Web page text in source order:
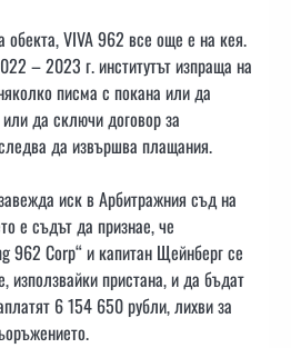
обекта, VIVA 962 все още е на кея.
– 2023 г. институтът изпраща на
писма с покана или да
да сключи договор за
да извършва плащания.
иск в Арбитражния съд на
е съдът да признае, че
962 Corp“ и капитан Щейнберг се
използвайки пристана, и да бъдат
6 154 650 рубли, лихви за